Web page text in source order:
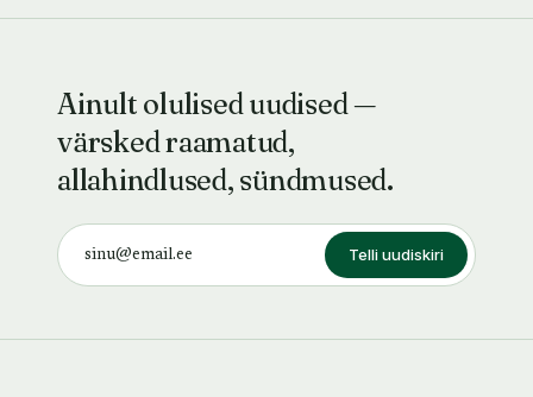
Ainult olulised uudised —
värsked raamatud,
allahindlused, sündmused.
Telli uudiskiri